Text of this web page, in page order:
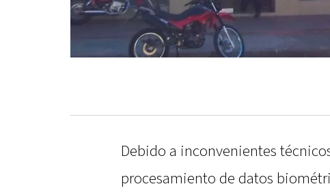
Debido a inconvenientes
procesamiento de datos